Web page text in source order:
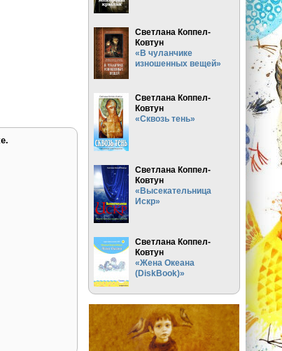
Светлана Коппел-
Ковтун
«В чуланчике
изношенных вещей»
Светлана Коппел-
Ковтун
«Сквозь тень»
Светлана Коппел-
Ковтун
«Высекательница
Искр»
Светлана Коппел-
Ковтун
«Жена Океана
(DiskBook)»